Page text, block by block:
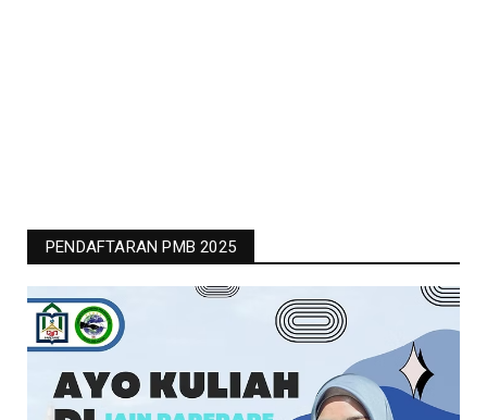
PENDAFTARAN PMB 2025